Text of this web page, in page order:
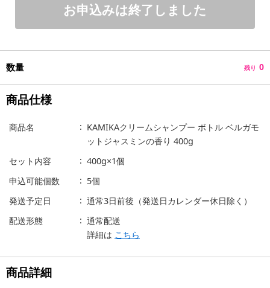
お申込みは終了しました
数量 残り 0
商品仕様
商品名
KAMIKAクリームシャンプー ボトル ベルガモ
ットジャスミンの香り 400g
セット内容
400g×1個
申込可能個数
5個
発送予定日
通常3日前後（発送日カレンダー休日除く）
配送形態
通常配送
詳細は こちら
商品詳細